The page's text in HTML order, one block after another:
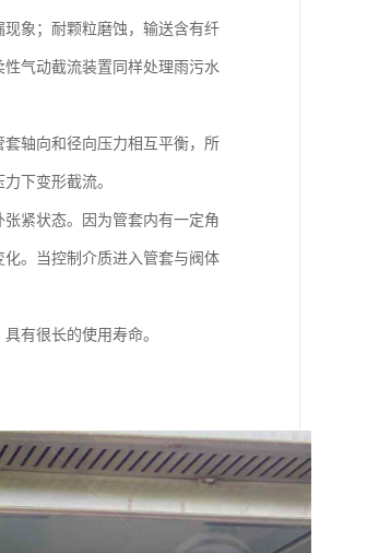
象；耐颗粒磨蚀，输送含有纤
气动截流装置同样处理雨污水
轴向和径向压力相互平衡，所
下变形截流。
紧状态。因为管套内有一定角
。当控制介质进入管套与阀体
有很长的使用寿命。